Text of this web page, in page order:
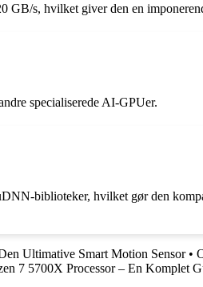
s, hvilket giver den en
specialiserede AI-GPUer.
biblioteker, hvilket gør den
Ultimative Smart Motion Sensor•
7 5700X Processor – En Komplet